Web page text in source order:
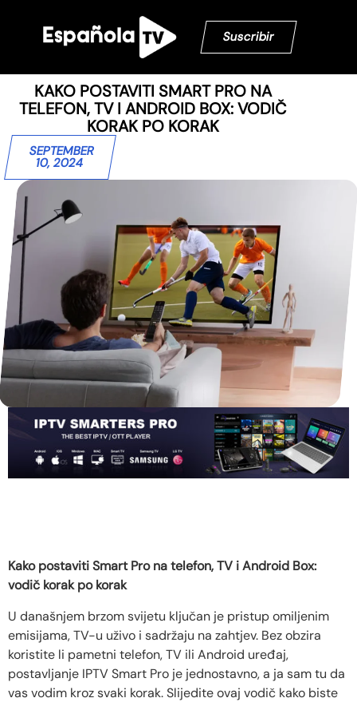
Suscribir
KAKO POSTAVITI SMART PRO NA
TELEFON, TV I ANDROID BOX: VODIČ
KORAK PO KORAK
SEPTEMBER
10, 2024
Kako postaviti Smart Pro na telefon, TV i Android Box:
vodič korak po korak
U današnjem brzom svijetu ključan je pristup omiljenim
emisijama, TV-u uživo i sadržaju na zahtjev. Bez obzira
koristite li pametni telefon, TV ili Android uređaj,
postavljanje IPTV Smart Pro je jednostavno, a ja sam tu da
vas vodim kroz svaki korak. Slijedite ovaj vodič kako biste